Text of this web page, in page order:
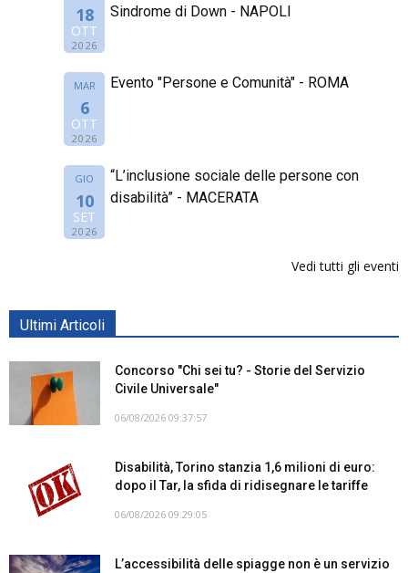
18
OTT
2026
Sindrome di Down - NAPOLI
MAR
6
OTT
2026
Evento "Persone e Comunità" - ROMA
GIO
10
SET
2026
“L’inclusione sociale delle persone con
disabilità” - MACERATA
Vedi tutti gli eventi
Ultimi Articoli
Concorso "Chi sei tu? - Storie del Servizio
Civile Universale"
06/08/2026 09:37:57
Disabilità, Torino stanzia 1,6 milioni di euro:
dopo il Tar, la sfida di ridisegnare le tariffe
06/08/2026 09:29:05
L’accessibilità delle spiagge non è un servizio